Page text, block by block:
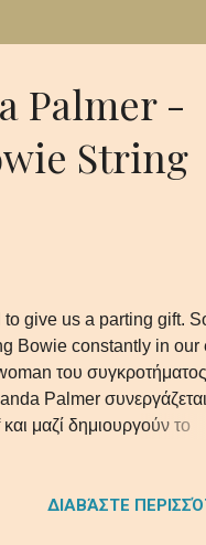
Palmer -
String
give us a parting gift.
Bowie constantly in our
του συγκροτήματος
Palmer
μαζί δημιουργούν το
Anna Calvi, ο συγγραφέας
ΔΙΑΒΆΣΤΕ